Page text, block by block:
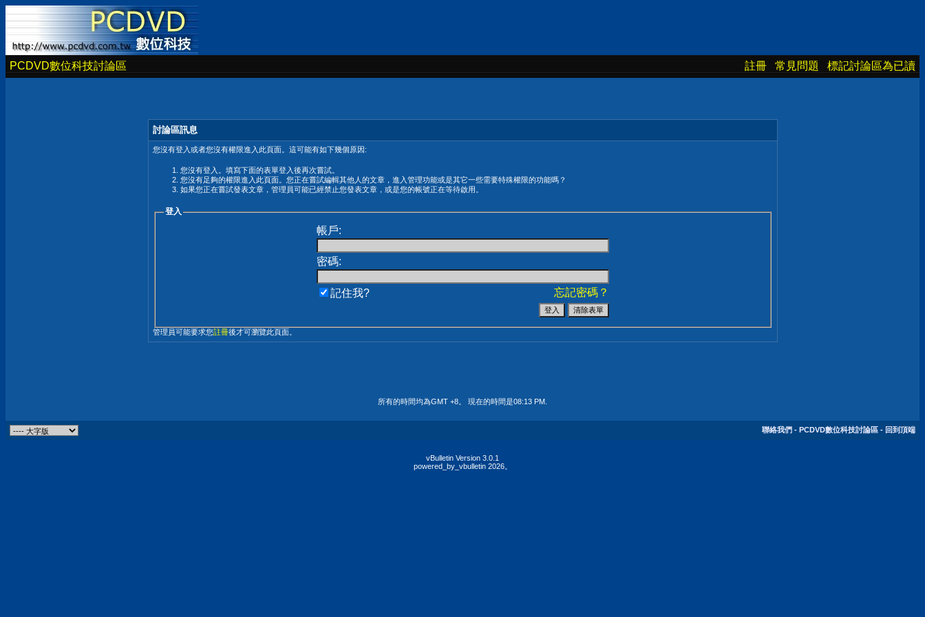
PCDVD數位科技討論區 註冊 常見問題 標記討論區為已讀
討論區訊息
您沒有登入或者您沒有權限進入此頁面。這可能有如下幾個原因:
您沒有登入。填寫下面的表單登入後再次嘗試。
您沒有足夠的權限進入此頁面。您正在嘗試編輯其他人的文章，進入管理功能或是其它一些需要特殊權限的功能嗎？
如果您正在嘗試發表文章，管理員可能已經禁止您發表文章，或是您的帳號正在等待啟用。
登入
帳戶:
密碼:
忘記密碼？
記住我?
管理員可能要求您註冊後才可瀏覽此頁面。
所有的時間均為GMT +8。 現在的時間是08:13 PM
聯絡我們 - PCDVD數位科技討論區 - 回到頂端
vBulletin Version 3.0.1
powered_by_vbulletin 2026。